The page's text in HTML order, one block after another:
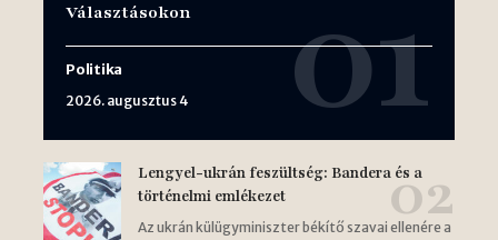
Választásokon
Politika
2026. augusztus 4
Lengyel-ukrán feszültség: Bandera és a
történelmi emlékezet
Az ukrán külügyminiszter békítő szavai ellenére a